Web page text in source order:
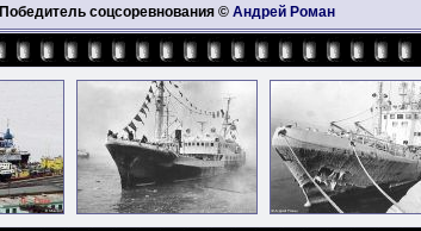
Победитель соцсоревнования © Андрей Роман